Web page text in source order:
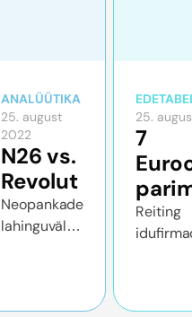
ANALÜÜTIKA
25. august
2022
N26 vs.
Revolut
Neopankade
lahinguväli
jätkab
25.
7
mida
Reiting